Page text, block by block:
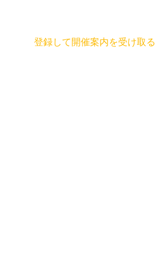
登録して開催案内を受け取る